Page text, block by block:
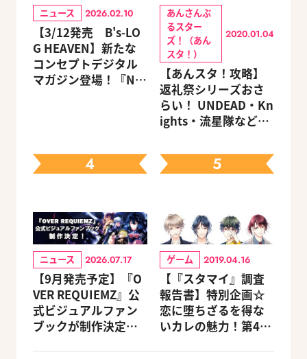
ニュース 2026.02.10
【3/12発売 B's-LO
G HEAVEN】新たな
コンセプトデジタル
マガジン登場！『NU:
中！
あんさんぶ
るスター
ズ！（あん
スタ！）
2020.01.04
【あんスタ！攻略】
返礼祭シリーズおさ
らい！ UNDEAD・Kn
ights・流星隊など、
ェック
4
ニュース 2026.07.17
【9月発売予定】『O
VER REQUIEMZ』公
式ビジュアルファン
ブックが制作決定！
5
ゲーム 2019.04.16
【『スタマイ』調査
報告書】特別企画☆
恋に堕ちざるを得な
いカレの魅力！第4